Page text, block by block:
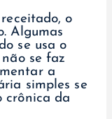
o
Algumas
se usa o
se faz
a
simples se
crônica da